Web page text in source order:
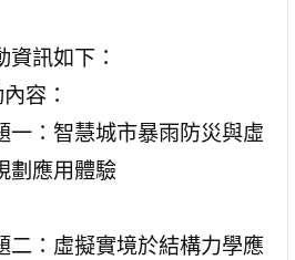
資訊如下：
容：
一：智慧城市暴雨防災與虛
劃應用體驗
二：虛擬實境於結構力學應